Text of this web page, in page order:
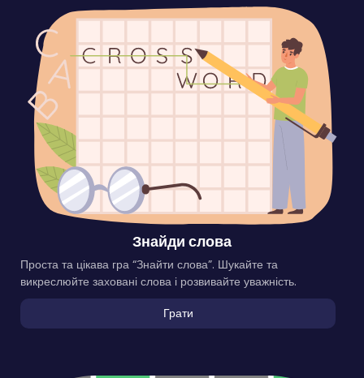
Знайди слова
Проста та цікава гра “Знайти слова”. Шукайте та
викреслюйте заховані слова і розвивайте уважність.
Грати